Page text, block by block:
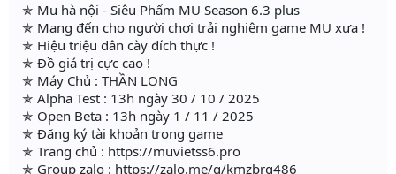
✯ Mu hà nội - Siêu Phẩm MU Season 6.3 plus
✯ Mang đến cho người chơi trải nghiệm game MU xưa !
✯ Hiệu triệu dân cày đích thực !
✯ Đồ giá trị cực cao !
✯ Máy Chủ : THẦN LONG
✯ Alpha Test : 13h ngày 30 / 10 / 2025
✯ Open Beta : 13h ngày 1 / 11 / 2025
✯ Đăng ký tài khoản trong game
✯ Trang chủ : https://muvietss6.pro
✯ Group zalo : https://zalo.me/g/kmzbrq486